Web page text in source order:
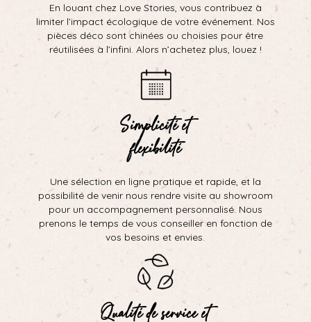
En louant chez Love Stories, vous contribuez à
limiter l’impact écologique de votre événement. Nos
pièces déco sont chinées ou choisies pour être
réutilisées à l’infini. Alors n’achetez plus, louez !
Simplicité et
flexibilité
Une sélection en ligne pratique et rapide, et la
possibilité de venir nous rendre visite au showroom
pour un accompagnement personnalisé. Nous
prenons le temps de vous conseiller en fonction de
vos besoins et envies.
Qualité de service et